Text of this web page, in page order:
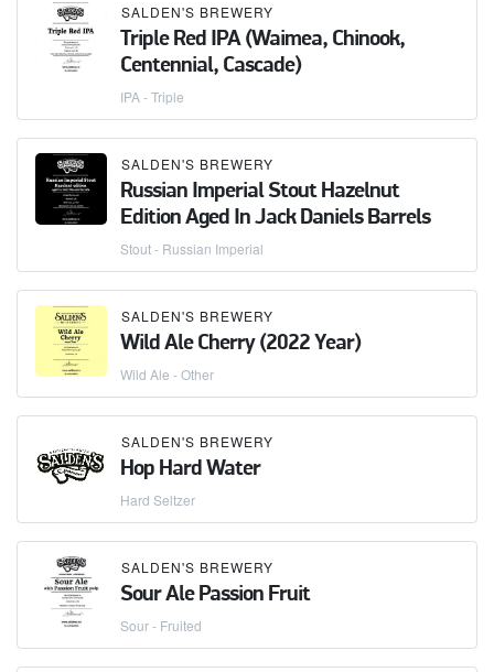
SALDEN'S BREWERY
Triple Red IPA (Waimea, Chinook,
Centennial, Cascade)
IPA - Triple
SALDEN'S BREWERY
Russian Imperial Stout Hazelnut
Edition Aged In Jack Daniels Barrels
Stout - Russian Imperial
SALDEN'S BREWERY
Wild Ale Cherry (2022 Year)
Wild Ale - Other
SALDEN'S BREWERY
Hop Hard Water
Hard Seltzer
SALDEN'S BREWERY
Sour Ale Passion Fruit
Sour - Fruited